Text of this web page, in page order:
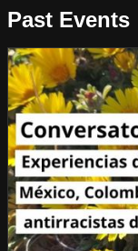
Past Events